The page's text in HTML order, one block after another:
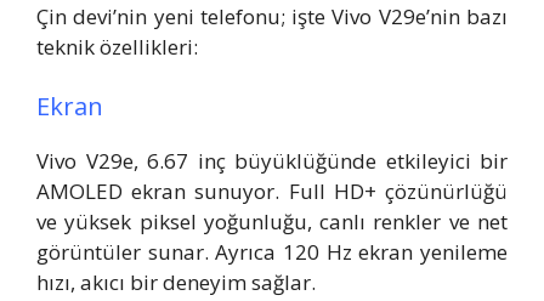
Çin devi’nin yeni telefonu; işte Vivo V29e’nin bazı
teknik özellikleri:
Ekran
Vivo V29e, 6.67 inç büyüklüğünde etkileyici bir
AMOLED ekran sunuyor. Full HD+ çözünürlüğü
ve yüksek piksel yoğunluğu, canlı renkler ve net
görüntüler sunar. Ayrıca 120 Hz ekran yenileme
hızı, akıcı bir deneyim sağlar.